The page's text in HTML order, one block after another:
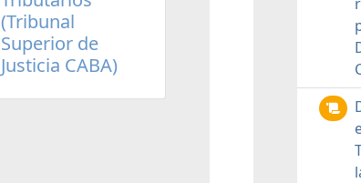
(Tribunal
Superior de
Justicia CABA)